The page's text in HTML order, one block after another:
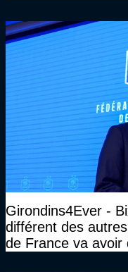
Girondins4Ever -
différent des
de France va avoir